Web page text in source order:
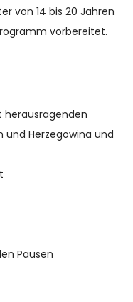
von 14 bis 20 Jahren
vorbereitet.
herausragenden
und Herzegowina und
Pausen